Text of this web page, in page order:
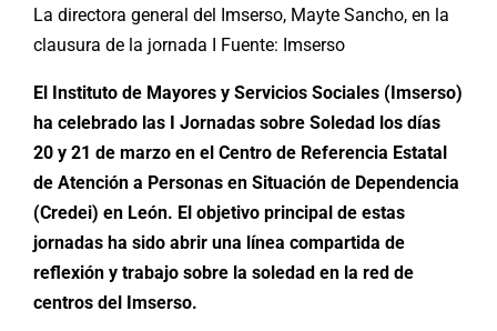
La directora general del Imserso, Mayte Sancho, en la
clausura de la jornada I Fuente: Imserso
El Instituto de Mayores y Servicios Sociales (Imserso)
ha celebrado las I Jornadas sobre Soledad los días
20 y 21 de marzo en el Centro de Referencia Estatal
de Atención a Personas en Situación de Dependencia
(Credei) en León. El objetivo principal de estas
jornadas ha sido abrir una línea compartida de
reflexión y trabajo sobre la soledad en la red de
centros del Imserso.